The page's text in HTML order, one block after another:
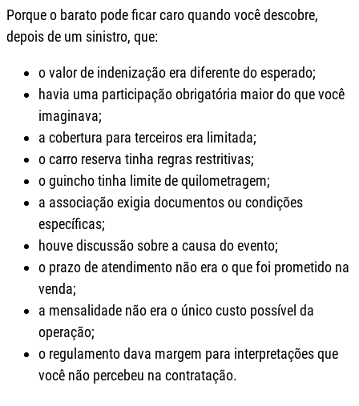
Porque o barato pode ficar caro quando você descobre,
depois de um sinistro, que:
o valor de indenização era diferente do esperado;
havia uma participação obrigatória maior do que você
imaginava;
a cobertura para terceiros era limitada;
o carro reserva tinha regras restritivas;
o guincho tinha limite de quilometragem;
a associação exigia documentos ou condições
específicas;
houve discussão sobre a causa do evento;
o prazo de atendimento não era o que foi prometido na
venda;
a mensalidade não era o único custo possível da
operação;
o regulamento dava margem para interpretações que
você não percebeu na contratação.